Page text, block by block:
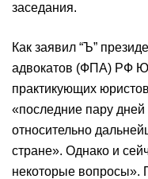
заседания.
Как заявил “Ъ”
адвокатов (ФПА) РФ
практикующих
«последние пару
относительно
стране». Однако и
некоторые вопросы».